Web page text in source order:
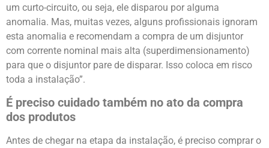
um curto-circuito, ou seja, ele disparou por alguma
anomalia. Mas, muitas vezes, alguns profissionais ignoram
esta anomalia e recomendam a compra de um disjuntor
com corrente nominal mais alta (superdimensionamento)
para que o disjuntor pare de disparar. Isso coloca em risco
toda a instalação”.
É preciso cuidado também no ato da compra
dos produtos
Antes de chegar na etapa da instalação, é preciso comprar o